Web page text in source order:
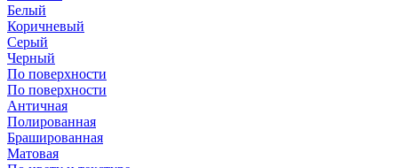
Белый
Коричневый
Серый
Черный
По поверхности
По поверхности
Античная
Полированная
Брашированная
Матовая